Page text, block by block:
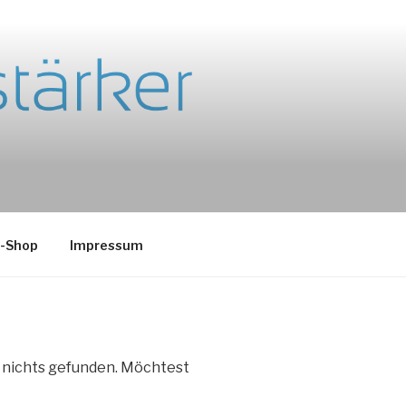
Impressum
nichts gefunden. Möchtest